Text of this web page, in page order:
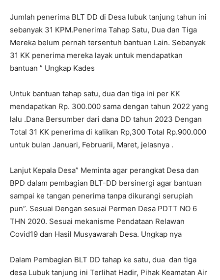
Jumlah penerima BLT DD di Desa lubuk tanjung tahun ini
sebanyak 31 KPM.Penerima Tahap Satu, Dua dan Tiga
Mereka belum pernah tersentuh bantuan Lain. Sebanyak
31 KK penerima mereka layak untuk mendapatkan
bantuan ” Ungkap Kades
Untuk bantuan tahap satu, dua dan tiga ini per KK
mendapatkan Rp. 300.000 sama dengan tahun 2022 yang
lalu .Dana Bersumber dari dana DD tahun 2023 Dengan
Total 31 KK penerima di kalikan Rp,300 Total Rp.900.000
untuk bulan Januari, Februarii, Maret, jelasnya .
Lanjut Kepala Desa” Meminta agar perangkat Desa dan
BPD dalam pembagian BLT-DD bersinergi agar bantuan
sampai ke tangan penerima tanpa dikurangi serupiah
pun”. Sesuai Dengan sesuai Permen Desa PDTT NO 6
THN 2020. Sesuai mekanisme Pendataan Relawan
Covid19 dan Hasil Musyawarah Desa. Ungkap nya
Dalam Pembagian BLT DD tahap ke satu, dua dan tiga
desa Lubuk tanjung ini Terlihat Hadir, Pihak Keamatan Air